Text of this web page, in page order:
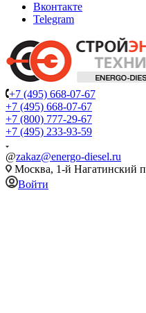
Вконтакте
Telegram
+7 (495) 668-07-67
+7 (495) 668-07-67
+7 (800) 777-29-67
+7 (495) 233-93-59
@zakaz@energo-diesel.ru
Москва, 1-й Нагатинский
Войти